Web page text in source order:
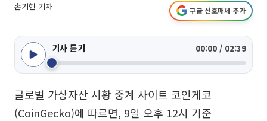
손기현 기자 구글 선호매체 추가
기사 듣기 00:00 / 02:39
글로벌 가상자산 시황 중계 사이트 코인게코
(CoinGecko)에 따르면, 9일 오후 12시 기준